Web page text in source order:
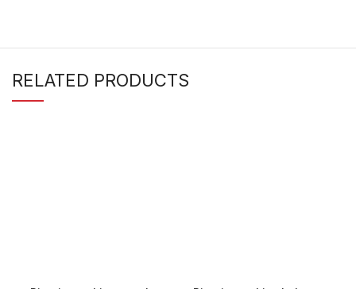
RELATED PRODUCTS